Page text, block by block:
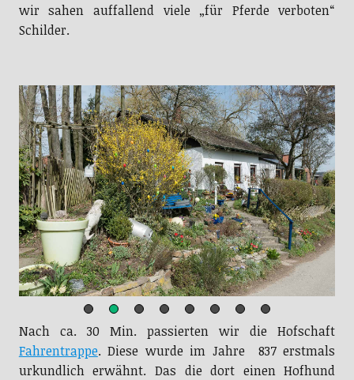
wir sahen auffallend viele „für Pferde verboten“
Schilder.
Nach ca. 30 Min. passierten wir die Hofschaft
Fahrentrappe. Diese wurde im Jahre 837 erstmals
urkundlich erwähnt. Das die dort einen Hofhund